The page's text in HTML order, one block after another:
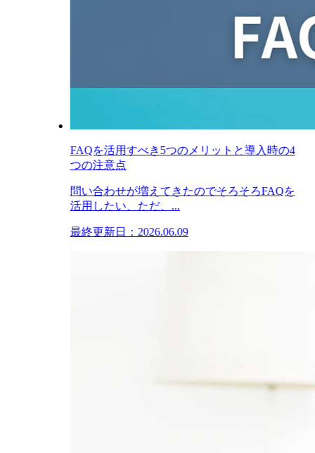
FAQを活用すべき5つのメリットと導入時の4
つの注意点
問い合わせが増えてきたのでそろそろFAQを
活用したい、ただ、...
最終更新日：2026.06.09